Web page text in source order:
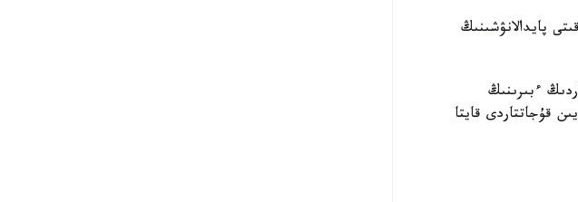
پايدالانۋشىنىڭ
ءبىرىنىڭ
قۇجاتتاردى قايتا